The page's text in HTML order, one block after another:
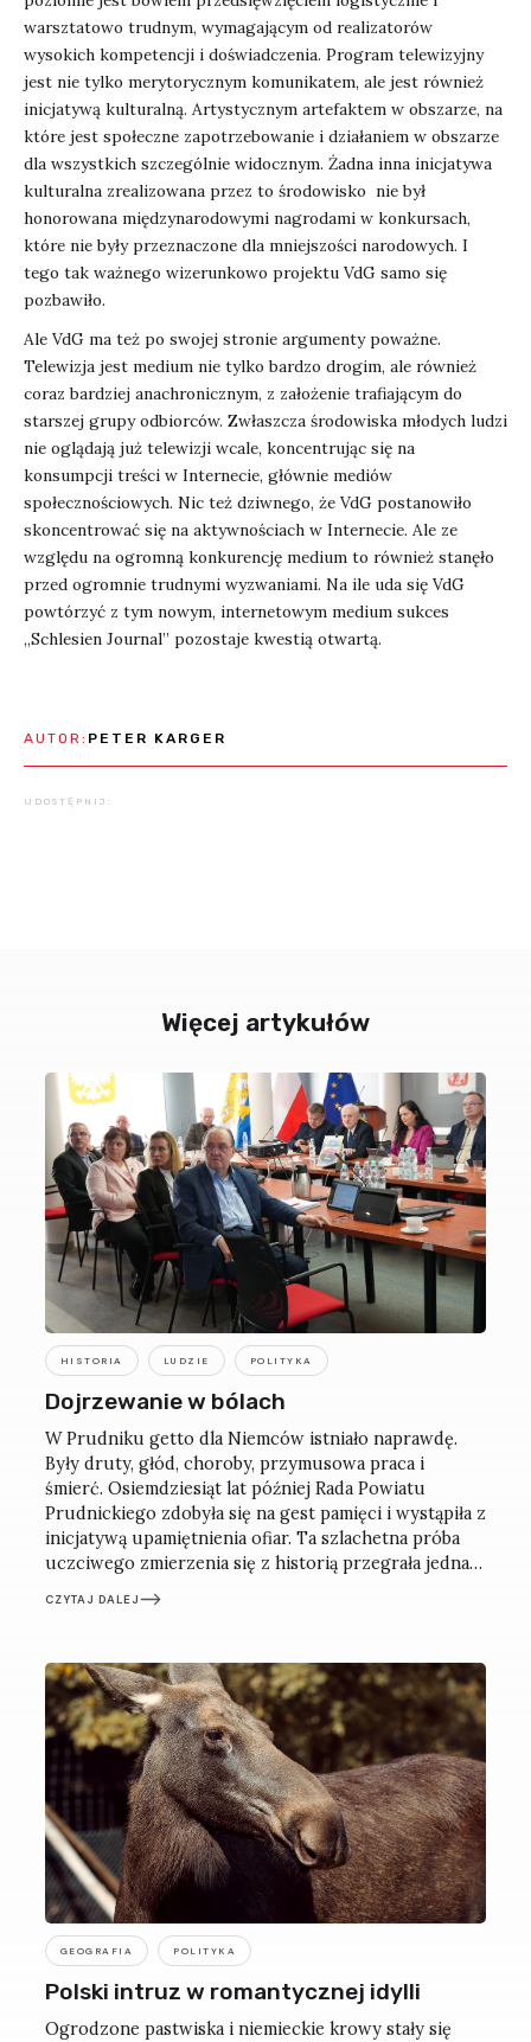
warsztatowo trudnym, wymagającym od realizatorów
wysokich kompetencji i doświadczenia. Program telewizyjny
jest nie tylko merytorycznym komunikatem, ale jest również
inicjatywą kulturalną. Artystycznym artefaktem w obszarze, na
które jest społeczne zapotrzebowanie i działaniem w obszarze
dla wszystkich szczególnie widocznym. Żadna inna inicjatywa
kulturalna zrealizowana przez to środowisko nie był
honorowana międzynarodowymi nagrodami w konkursach,
które nie były przeznaczone dla mniejszości narodowych. I
tego tak ważnego wizerunkowo projektu VdG samo się
pozbawiło.
Ale VdG ma też po swojej stronie argumenty poważne.
Telewizja jest medium nie tylko bardzo drogim, ale również
coraz bardziej anachronicznym, z założenie trafiającym do
starszej grupy odbiorców. Zwłaszcza środowiska młodych ludzi
nie oglądają już telewizji wcale, koncentrując się na
konsumpcji treści w Internecie, głównie mediów
społecznościowych. Nic też dziwnego, że VdG postanowiło
skoncentrować się na aktywnościach w Internecie. Ale ze
względu na ogromną konkurencję medium to również stanęło
przed ogromnie trudnymi wyzwaniami. Na ile uda się VdG
powtórzyć z tym nowym, internetowym medium sukces
„Schlesien Journal” pozostaje kwestią otwartą.
AUTOR: PETER KARGER
UDOSTĘPNIJ:
Więcej artykułów
HISTORIA LUDZIE POLITYKA
Dojrzewanie w bólach
W Prudniku getto dla Niemców istniało naprawdę.
Były druty, głód, choroby, przymusowa praca i
śmierć. Osiemdziesiąt lat później Rada Powiatu
Prudnickiego zdobyła się na gest pamięci i wystąpiła z
inicjatywą upamiętnienia ofiar. Ta szlachetna próba
uczciwego zmierzenia się z historią przegrała jednak
z lokalną zaściankowością.
CZYTAJ DALEJ
GEOGRAFIA POLITYKA
Polski intruz w romantycznej idylli
Ogrodzone pastwiska i niemieckie krowy stały się